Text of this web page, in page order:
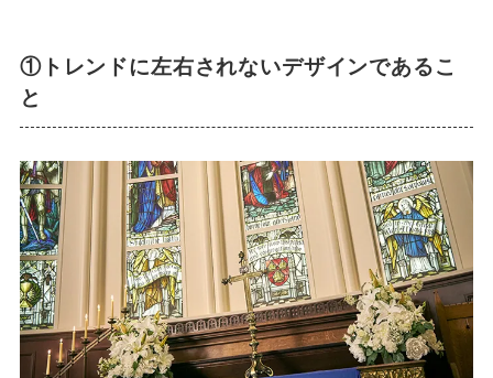
①トレンドに左右されないデザインであるこ
と